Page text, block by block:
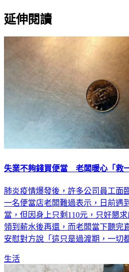
延伸閱讀
失業不夠錢買便當 老闆暖心「救
肺炎疫情爆發後，許多公司員工面
一名便當店老闆難過表示，日前遇
當，但因身上只剩110元，只好懇
領到薪水後再還，而老闆當下聽完
安慰對方說「這只是過渡期，一切
生活